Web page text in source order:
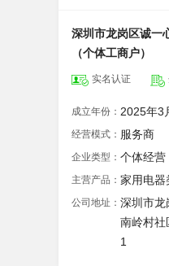
深圳市龙岗区诚一
（个体工商户）
实名认证
成立年份： 2025年3
经营模式： 服务商
企业类型： 个体经营
主营产品： 家用电器
公司地址： 深圳市龙
南岭村社
1